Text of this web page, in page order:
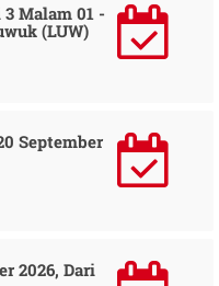
Malam 01 -
(LUW)
September
2026, Dari